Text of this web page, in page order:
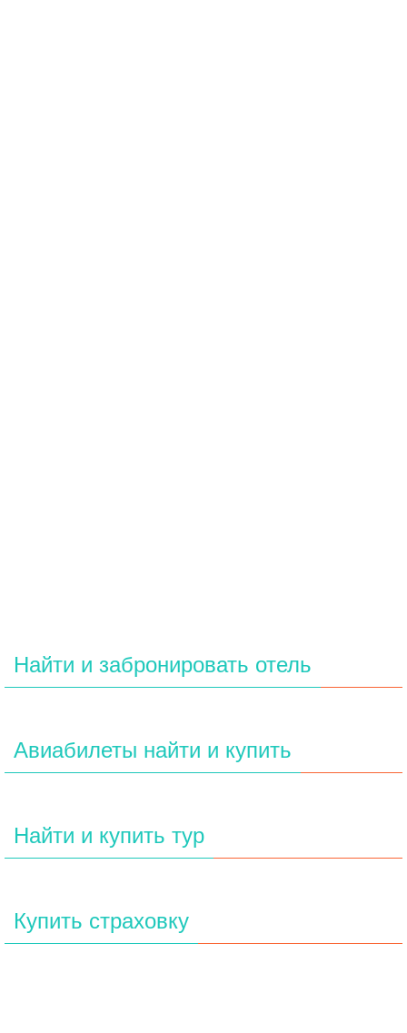
Найти и забронировать отель
Авиабилеты найти и купить
Найти и купить тур
Купить страховку